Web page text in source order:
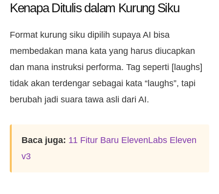
Kenapa Ditulis dalam Kurung Siku
Format kurung siku dipilih supaya AI bisa
membedakan mana kata yang harus diucapkan
dan mana instruksi performa. Tag seperti [laughs]
tidak akan terdengar sebagai kata “laughs”, tapi
berubah jadi suara tawa asli dari AI.
Baca juga: 11 Fitur Baru ElevenLabs Eleven
v3